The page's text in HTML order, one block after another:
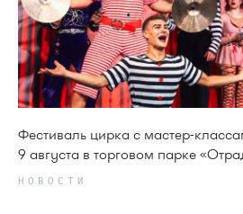
Фестиваль цирка с мастер-
9 августа в торговом парке
НОВОСТИ